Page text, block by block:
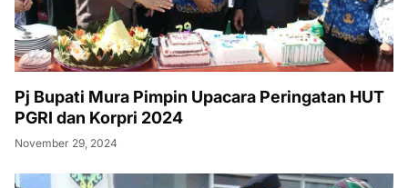
Pj Bupati Mura Pimpin Upacara Peringatan HUT
PGRI dan Korpri 2024
November 29, 2024